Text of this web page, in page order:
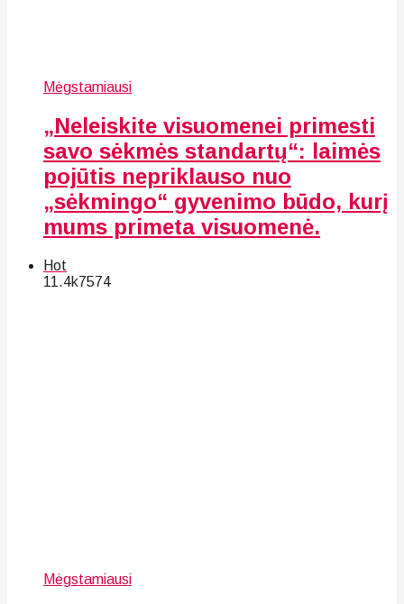
Mėgstamiausi
„Neleiskite visuomenei primesti
savo sėkmės standartų“: laimės
pojūtis nepriklauso nuo
„sėkmingo“ gyvenimo būdo, kurį
mums primeta visuomenė.
Hot
11.4k7574
Mėgstamiausi